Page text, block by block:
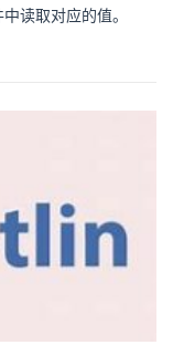
读取对应的值。